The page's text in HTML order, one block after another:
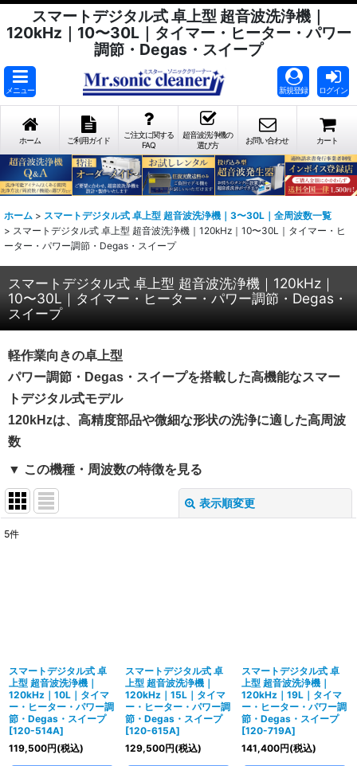
スマートデジタル式 卓上型 超音波洗浄機｜
120kHz｜10〜30L｜タイマー・ヒーター・パワー
調節・Degas・スイープ
メニュー 新規登録 ログイン
ホーム ご利用ガイド
ご注文に関する
FAQ
超音波洗浄機の
選び方
お問い合わせ カート
ホーム > スマートデジタル式 卓上型 超音波洗浄機｜3〜30L｜全周波数一覧
> スマートデジタル式 卓上型 超音波洗浄機｜120kHz｜10〜30L｜タイマー・ヒ
ーター・パワー調節・Degas・スイープ
スマートデジタル式 卓上型 超音波洗浄機｜120kHz｜
10〜30L｜タイマー・ヒーター・パワー調節・Degas・
スイープ
軽作業向きの卓上型
パワー調節・Degas・スイープを搭載した高機能なスマー
トデジタル式モデル
120kHzは、高精度部品や微細な形状の洗浄に適した高周波
数
▼ この機種・周波数の特徴を見る
表示順変更
5件
スマートデジタル式 卓
上型 超音波洗浄機｜
120kHz｜10L｜タイマ
ー・ヒーター・パワー調
節・Degas・スイープ
[120-514A]
119,500円(税込)
スマートデジタル式 卓
上型 超音波洗浄機｜
120kHz｜15L｜タイマ
ー・ヒーター・パワー調
節・Degas・スイープ
[120-615A]
129,500円(税込)
スマートデジタル式 卓
上型 超音波洗浄機｜
120kHz｜19L｜タイマ
ー・ヒーター・パワー調
節・Degas・スイープ
[120-719A]
141,400円(税込)